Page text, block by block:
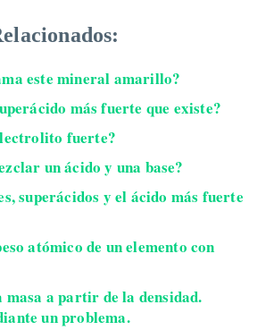
este mineral amarillo?
más fuerte que existe?
fuerte?
un ácido y una base?
superácidos y el ácido más fuerte
atómico de un elemento con
masa a partir de la densidad.
un problema.